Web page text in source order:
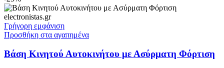
Γρήγορη εμφάνιση
Προσθήκη στα αγαπημένα
Βάση Κινητού Αυτοκινήτου με Ασύρματη Φόρτιση